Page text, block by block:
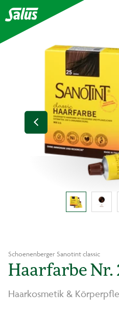
Schoenenberger Sanotint classic
Haarfarbe Nr.
Haarkosmetik &